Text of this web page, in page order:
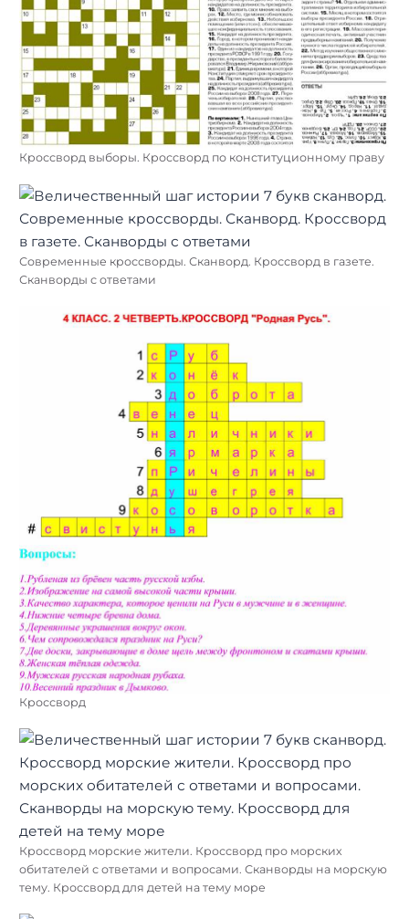
Кроссворд выборы. Кроссворд по конституционному праву
Современные кроссворды. Сканворд. Кроссворд в газете.
Сканворды с ответами
Кроссворд
Кроссворд морские жители. Кроссворд про морских
обитателей с ответами и вопросами. Сканворды на морскую
тему. Кроссворд для детей на тему море